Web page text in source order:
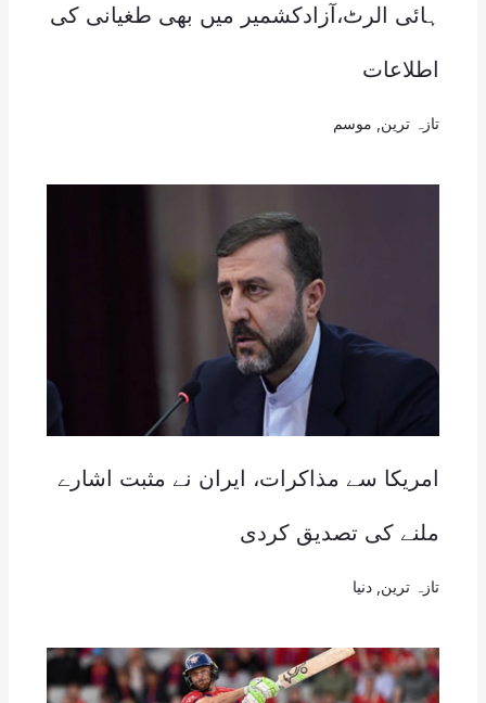
ہائی الرٹ،آزادکشمیر میں بھی طغیانی کی
اطلاعات
تازہ ترین موسم
امریکا سے مذاکرات، ایران نے مثبت اشارے
ملنے کی تصدیق کردی
تازہ ترین دنیا